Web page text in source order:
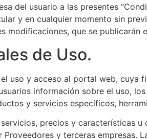
del usuario a las presentes
y en cualquier momento sin
modificaciones, que se publicarán
de Uso.
uso y acceso al portal web,
información sobre el uso,
y servicios específicos,
precios y características
y terceras empresas.